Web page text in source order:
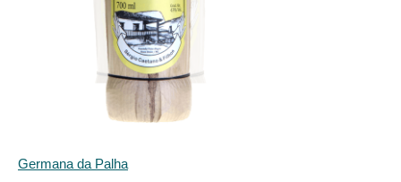
Germana da Palha